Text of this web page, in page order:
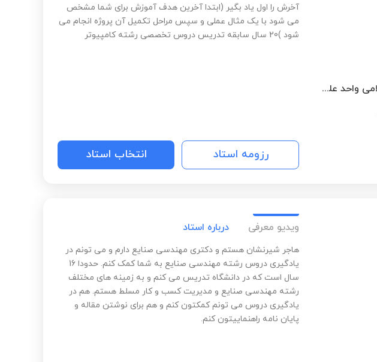
کارشناسی ارشد مهندسی کامپیوتر از دانشگاه آزاد اسلامی واحد علوم و تحقیقات تهران
آخرش را اول یاد بگیر (ابتدا آخرین هدف آموزش برای شما مشخص
می شود با یک مثال عملی و سپس مراحل تکمیل آن پروژه انجام می
شود )20 سال سابقه تدریس دروس تخصصی رشته کامپیوتر
رزومه استاد انتخاب استاد
ویدیو معرفی درباره استاد
هاجر شیرنشان هستم و دکتری مهندسی صنایع دارم و می تونم در
یادگیری دروس رشته مهندسی صنایع به شما کمک کنم. حدودا 16
سال است که در دانشگاه تدریس می کنم و به زمینه های مختلف
رشته مهندسی صنایع و مدیریت کسب و کار مسلط هستم. هم در
یادگیری دروس می تونم کمکتون کنم و هم برای نوشتن مقاله و
پایان نامه راهنماییتون کنم.